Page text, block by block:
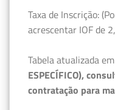
Taxa de Inscrição:
acrescentar IOF de
Tabela atualizada
ESPECÍFICO),
contratação para